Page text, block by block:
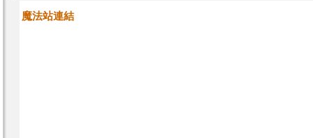
魔法站連結